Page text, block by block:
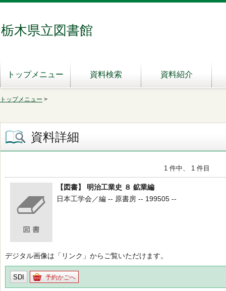
栃木県立図書館
トップメニュー 資料検索 資料紹介
トップメニュー >
資料詳細
1 件中、 1 件目
【図書】 明治工業史 ８ 鉱業編
日本工学会／編 -- 原書房 -- 199505 --
デジタル画像は「リンク」からご覧いただけます。
SDI 予約かごへ